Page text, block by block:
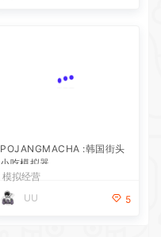
POJANGMACHA :韩国街头
小吃模拟器
模拟经营
UU
5